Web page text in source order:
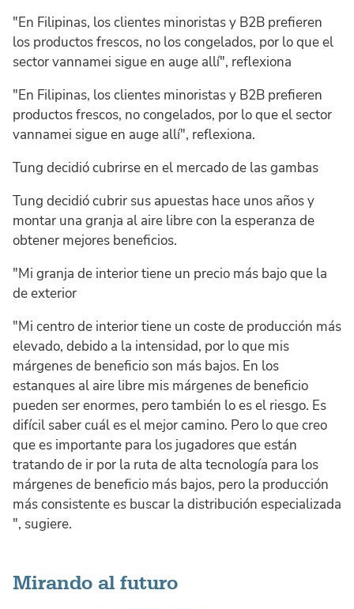
"En Filipinas, los clientes minoristas y B2B prefieren
los productos frescos, no los congelados, por lo que el
sector vannamei sigue en auge allí", reflexiona
"En Filipinas, los clientes minoristas y B2B prefieren
productos frescos, no congelados, por lo que el sector
vannamei sigue en auge allí", reflexiona.
Tung decidió cubrirse en el mercado de las gambas
Tung decidió cubrir sus apuestas hace unos años y
montar una granja al aire libre con la esperanza de
obtener mejores beneficios.
"Mi granja de interior tiene un precio más bajo que la
de exterior
"Mi centro de interior tiene un coste de producción más
elevado, debido a la intensidad, por lo que mis
márgenes de beneficio son más bajos. En los
estanques al aire libre mis márgenes de beneficio
pueden ser enormes, pero también lo es el riesgo. Es
difícil saber cuál es el mejor camino. Pero lo que creo
que es importante para los jugadores que están
tratando de ir por la ruta de alta tecnología para los
márgenes de beneficio más bajos, pero la producción
más consistente es buscar la distribución especializada
", sugiere.
Mirando al futuro